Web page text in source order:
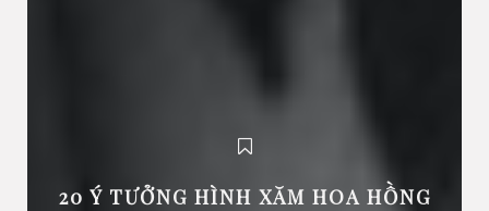
20 Ý TƯỞNG HÌNH XĂM HOA HỒNG